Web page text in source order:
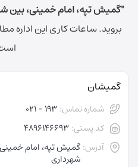
"گمیش تپه، امام خمینی، بین
بروید.ساعات کاری این اداره
گمیشان
شماره تماس: 193 - 021
کد پستی: 4896146693
آدرس: گمیش تپه، امام
شهرداری